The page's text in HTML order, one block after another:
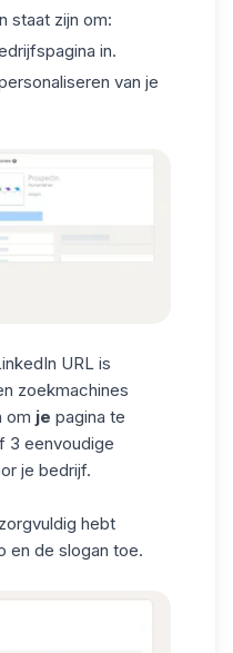
staat zijn om:
in.
van je
URL is
zoekmachines
om je pagina te
3 eenvoudige
je bedrijf.
hebt
en de slogan toe.